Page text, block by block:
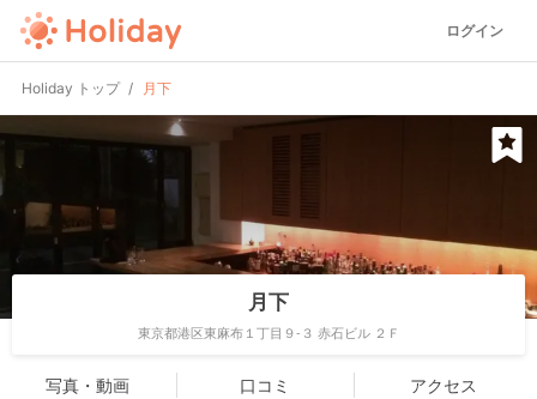
ログイン
Holiday トップ 月下
月下
東京都港区東麻布１丁目９-３ 赤石ビル ２Ｆ
写真・動画 口コミ アクセス